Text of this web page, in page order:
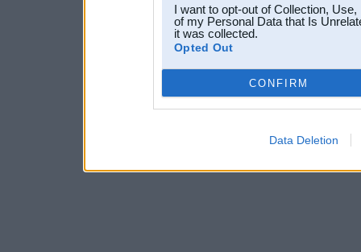
I want to opt-out of Collection,
of my Personal Data that Is
it was collected.
Opted Out
CONFIRM
Data Deletion